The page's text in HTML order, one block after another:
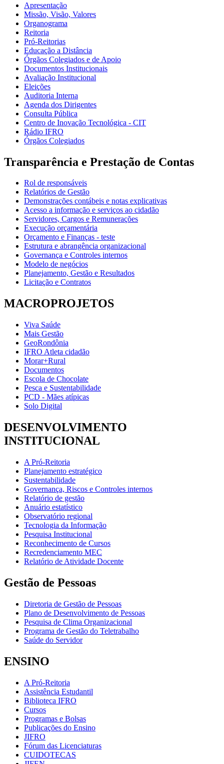
Apresentação
Missão, Visão, Valores
Organograma
Reitoria
Pró-Reitorias
Educação a Distância
Órgãos Colegiados e de Apoio
Documentos Institucionais
Avaliação Institucional
Eleições
Auditoria Interna
Agenda dos Dirigentes
Consulta Pública
Centro de Inovação Tecnológica - CIT
Rádio IFRO
Órgãos Colegiados
Transparência e Prestação de Contas
Rol de responsáveis
Relatórios de Gestão
Demonstrações contábeis e notas explicativas
Acesso a informação e serviços ao cidadão
Servidores, Cargos e Remunerações
Execução orçamentária
Orçamento e Finanças - teste
Estrutura e abrangência organizacional
Governança e Controles internos
Modelo de negócios
Planejamento, Gestão e Resultados
Licitação e Contratos
MACROPROJETOS
Viva Saúde
Mais Gestão
GeoRondônia
IFRO Atleta cidadão
Morar+Rural
Documentos
Escola de Chocolate
Pesca e Sustentabilidade
PCD - Mães atípicas
Solo Digital
DESENVOLVIMENTO
INSTITUCIONAL
A Pró-Reitoria
Planejamento estratégico
Sustentabilidade
Governança, Riscos e Controles internos
Relatório de gestão
Anuário estatístico
Observatório regional
Tecnologia da Informação
Pesquisa Institucional
Reconhecimento de Cursos
Recredenciamento MEC
Relatório de Atividade Docente
Gestão de Pessoas
Diretoria de Gestão de Pessoas
Plano de Desenvolvimento de Pessoas
Pesquisa de Clima Organizacional
Programa de Gestão do Teletrabalho
Saúde do Servidor
ENSINO
A Pró-Reitoria
Assistência Estudantil
Biblioteca IFRO
Cursos
Programas e Bolsas
Publicações do Ensino
JIFRO
Fórum das Licenciaturas
CUIDOTECAS